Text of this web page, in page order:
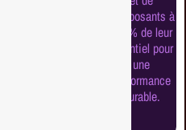
composants à
100% de leur
potentiel pour
une
performance
durable.